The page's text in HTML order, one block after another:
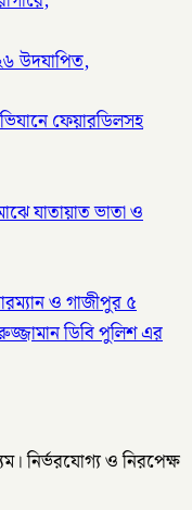
উদযাপিত,
ফেয়ারডিলসহ
যাতায়াত ভাতা ও
ও গাজীপুর ৫
ডিবি পুলিশ এর
নির্ভরযোগ্য ও নিরপেক্ষ